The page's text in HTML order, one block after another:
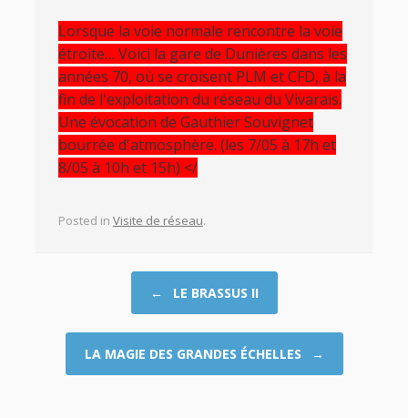
Lorsque la voie normale rencontre la voie
étroite… Voici la gare de Dunières dans les
années 70, où se croisent PLM et CFD, à la
fin de l'exploitation du réseau du Vivarais.
Une évocation de Gauthier Souvignet
bourrée d'atmosphère. (les 7/05 à 17h et
8/05 à 10h et 15h) </
Posted in Visite de réseau.
← LE BRASSUS II
LA MAGIE DES GRANDES ÉCHELLES →